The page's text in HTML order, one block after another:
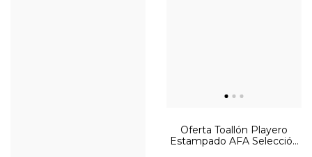
Oferta Toallón Playero
Estampado AFA Selección